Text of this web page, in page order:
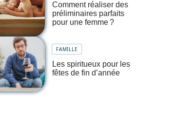
Comment réaliser des
préliminaires parfaits
pour une femme ?
FAMILLE
Les spiritueux pour les
fêtes de fin d’année